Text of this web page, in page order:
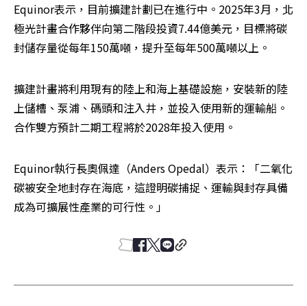
Equinor表示，目前擴建計劃已在進行中。2025年3月，北
極光計畫合作夥伴向第二階段投資7.44億美元，目標將碳
封儲存量從每年150萬噸，提升至每年500萬噸以上。
擴建計畫將利用現有的陸上和海上基礎設施，安裝新的陸
上儲槽、泵浦、碼頭和注入井，並投入使用新的運輸船。
合作雙方預計二期工程將於2028年投入使用。
Equinor執行長奧佩達（Anders Opedal）表示：「二氧化
碳被安全地封存在海底，這證明碳捕捉、運輸與封存具備
成為可擴展性產業的可行性。」